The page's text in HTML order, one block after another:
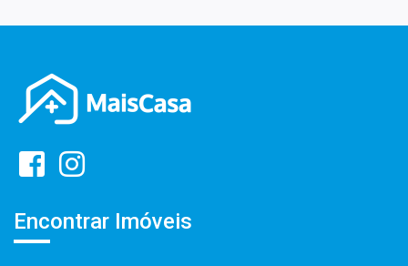
Encontrar Imóveis